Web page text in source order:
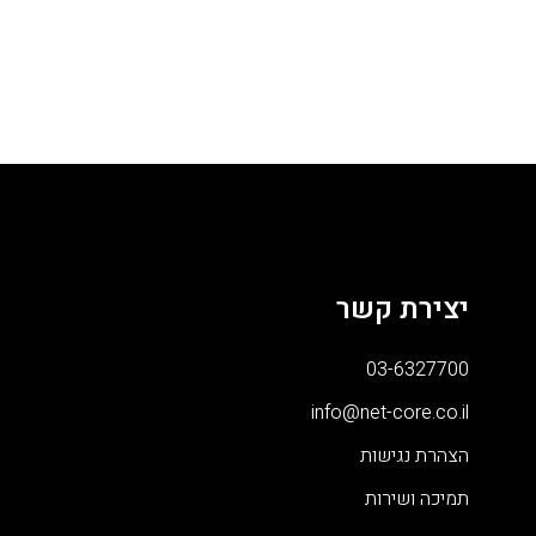
יצירת קשר
03-6327700
info@net-core.co.il
הצהרת נגישות
תמיכה ושירות